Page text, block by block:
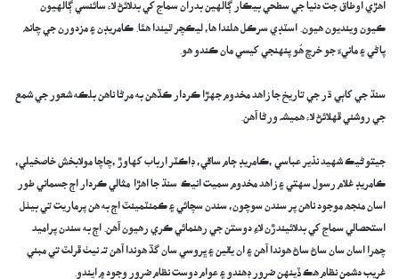
اهڙي اوطاق جت دنيا جي سطحي بيڪار ڳالهين بدران سماج کي بدلائڻ لاء سائنسي ڳالهيون
ڪيون وينديون هيون. اسٽڊي سرڪل هلندا ها، ليڪچر ٿيندا ھئا. ڪامريڊن ۽ مزدورن جي چانھ
پاڻي ۽ مانيءَ جو خرچ هُو پنهنجي کيسي مان ڪندو هو.
سنڌ جي کاٻي ڌر جي تاريخ جا زاهد مخدوم جهڙا ڪردار ڪڏهن به مرڻا ناهن بلڪه شعور جي شمع
جي روشني ڦهلائڻ لاء هميشہ ورڻا آهن.
جيتوڻيڪ شهيد نذير عباسي ،ڪامريڊ ڄام ساقي، ڊاڪٽر ارباب کهاوڙ ،چاچا مولابخش خاصخيلي،
ڪامريڊ غلام رسول سهتي ۽ زاهد مخدوم سميت انيڪ سنڌ جا اهڙا مثالي ڪردار اڄ جسماني طور
اسان منجھ موجود ناهن پر سندن سوچون، سندن سچائي ۽ ڪمنٽمينٽ اڄ به هن پرماريت تي بيٺل
استحصالي سماج کي بدلائيندڙن لاءِ دوستن جي رهنمائي ڪري رهيون آهن. اڄ به سندن پراميد
چھرا اسان سان ساڻ ساڻ هوندا آهن ۽ ان يقين ۽ ڀروسي سان گڏ هوندا آهن تہ نيٺ ڦرلٽ تي مبني
غريب دشمن نظام هڪ ڏينهن ضرور ڊهندو ۽ عوام دوست نظام ضرور وجود ۾ ايندو.